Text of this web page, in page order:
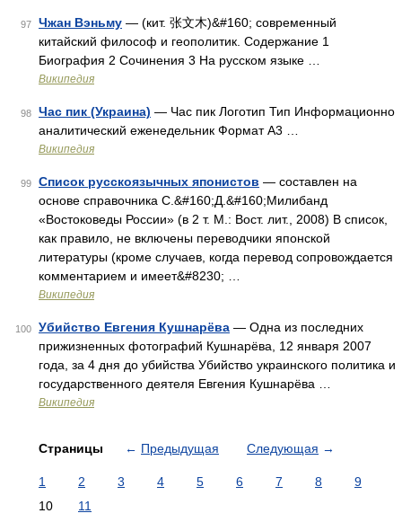
97 Чжан Вэньму — (кит. 张文木)&#160; современный
китайский философ и геополитик. Содержание 1
Биография 2 Сочинения 3 На русском языке …
Википедия
98 Час пик (Украина) — Час пик Логотип Тип Информационно
аналитический еженедельник Формат А3 …
Википедия
99 Список русскоязычных японистов — составлен на
основе справочника С.&#160;Д.&#160;Милибанд
«Востоковеды России» (в 2 т. М.: Вост. лит., 2008) В список,
как правило, не включены переводчики японской
литературы (кроме случаев, когда перевод сопровождается
комментарием и имеет&#8230; …
Википедия
100 Убийство Евгения Кушнарёва — Одна из последних
прижизненных фотографий Кушнарёва, 12 января 2007
года, за 4 дня до убийства Убийство украинского политика и
государственного деятеля Евгения Кушнарёва …
Википедия
Страницы ← Предыдущая Следующая →
1 2 3 4 5 6 7 8
9
10
11